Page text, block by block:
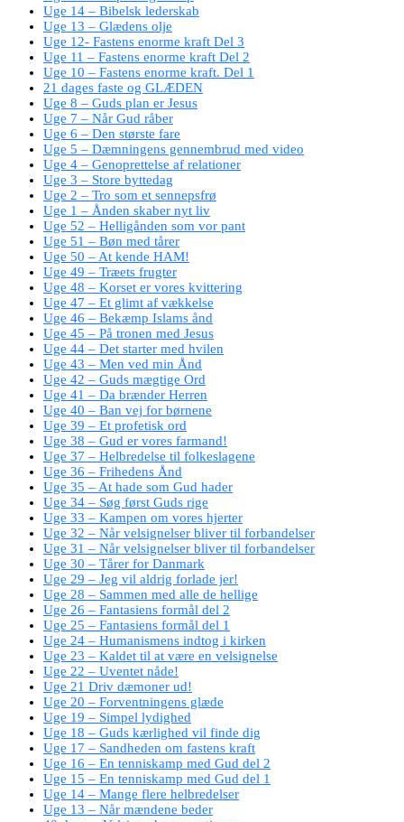
Uge 14 – Bibelsk lederskab
Uge 13 – Glædens olje
Uge 12- Fastens enorme kraft Del 3
Uge 11 – Fastens enorme kraft Del 2
Uge 10 – Fastens enorme kraft. Del 1
21 dages faste og GLÆDEN
Uge 8 – Guds plan er Jesus
Uge 7 – Når Gud råber
Uge 6 – Den største fare
Uge 5 – Dæmningens gennembrud med video
Uge 4 – Genoprettelse af relationer
Uge 3 – Store byttedag
Uge 2 – Tro som et sennepsfrø
Uge 1 – Ånden skaber nyt liv
Uge 52 – Helligånden som vor pant
Uge 51 – Bøn med tårer
Uge 50 – At kende HAM!
Uge 49 – Træets frugter
Uge 48 – Korset er vores kvittering
Uge 47 – Et glimt af vækkelse
Uge 46 – Bekæmp Islams ånd
Uge 45 – På tronen med Jesus
Uge 44 – Det starter med hvilen
Uge 43 – Men ved min Ånd
Uge 42 – Guds mægtige Ord
Uge 41 – Da brænder Herren
Uge 40 – Ban vej for børnene
Uge 39 – Et profetisk ord
Uge 38 – Gud er vores farmand!
Uge 37 – Helbredelse til folkeslagene
Uge 36 – Frihedens Ånd
Uge 35 – At hade som Gud hader
Uge 34 – Søg først Guds rige
Uge 33 – Kampen om vores hjerter
Uge 32 – Når velsignelser bliver til forbandelser
Uge 31 – Når velsignelser bliver til forbandelser
Uge 30 – Tårer for Danmark
Uge 29 – Jeg vil aldrig forlade jer!
Uge 28 – Sammen med alle de hellige
Uge 26 – Fantasiens formål del 2
Uge 25 – Fantasiens formål del 1
Uge 24 – Humanismens indtog i kirken
Uge 23 – Kaldet til at være en velsignelse
Uge 22 – Uventet nåde!
Uge 21 Driv dæmoner ud!
Uge 20 – Forventningens glæde
Uge 19 – Simpel lydighed
Uge 18 – Guds kærlighed vil finde dig
Uge 17 – Sandheden om fastens kraft
Uge 16 – En tenniskamp med Gud del 2
Uge 15 – En tenniskamp med Gud del 1
Uge 14 – Mange flere helbredelser
Uge 13 – Når mændene beder